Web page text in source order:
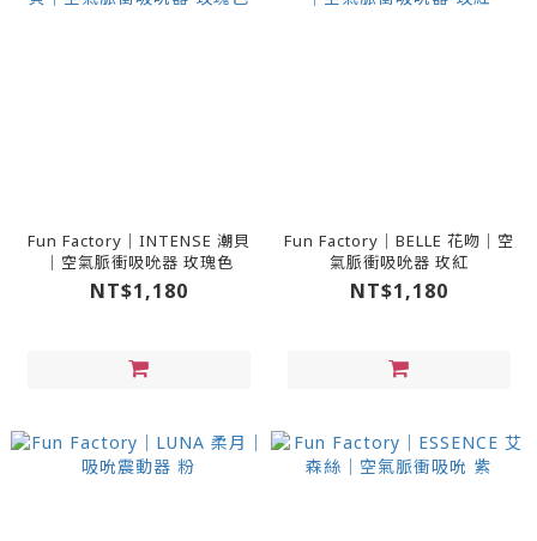
Fun Factory｜INTENSE 潮貝
｜空氣脈衝吸吮器 玫瑰色
NT$1,180
Fun Factory｜BELLE 花吻｜空
氣脈衝吸吮器 玫紅
NT$1,180